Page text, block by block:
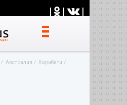
| | |
Австралия
Кирибати